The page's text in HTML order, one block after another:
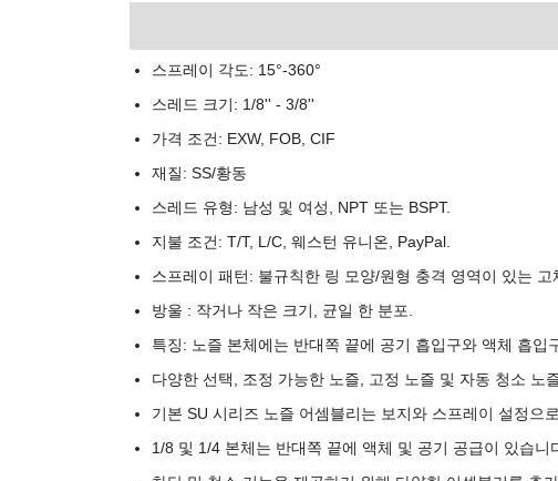
스프레이 각도: 15°-360°
스레드 크기: 1/8'' - 3/8''
가격 조건: EXW, FOB, CIF
재질: SS/황동
스레드 유형: 남성 및 여성, NPT 또는 BSPT.
지불 조건: T/T, L/C, 웨스턴 유니온, PayPal.
스프레이 패턴: 불규칙한 링 모양/원형 충격 영역이 있는 고
방울 : 작거나 작은 크기, 균일 한 분포.
특징: 노즐 본체에는 반대쪽 끝에 공기 흡입구와 액체 흡입
다양한 선택, 조정 가능한 노즐, 고정 노즐 및 자동 청소 노
기본 SU 시리즈 노즐 어셈블리는 보지와 스프레이 설정으
1/8 및 1/4 본체는 반대쪽 끝에 액체 및 공기 공급이 있습니